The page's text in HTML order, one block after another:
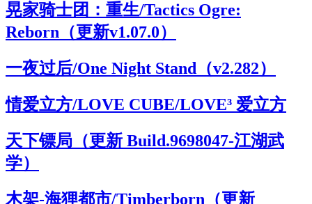
晃家骑士团：重生/Tactics Ogre:
Reborn（更新v1.07.0）
一夜过后/One Night Stand（v2.282）
情爱立方/LOVE CUBE/LOVE³ 爱立方
天下镖局（更新 Build.9698047-江湖武
学）
木架-海狸都市/Timberborn（更新